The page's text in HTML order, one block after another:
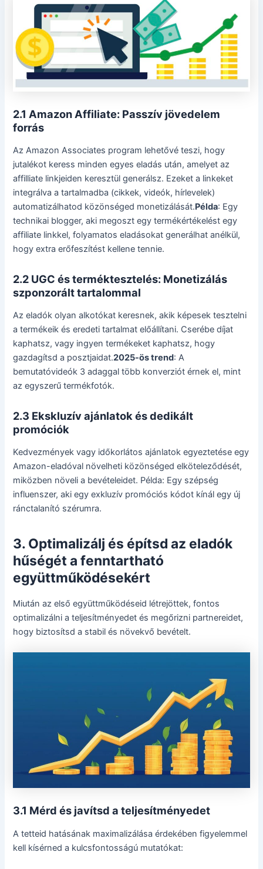
2.1 Amazon Affiliate: Passzív jövedelem
forrás
Az Amazon Associates program lehetővé teszi, hogy
jutalékot keress minden egyes eladás után, amelyet az
affilliate linkjeiden keresztül generálsz. Ezeket a linkeket
integrálva a tartalmadba (cikkek, videók, hírlevelek)
automatizálhatod közönséged monetizálását.Példa: Egy
technikai blogger, aki megoszt egy termékértékelést egy
affiliate linkkel, folyamatos eladásokat generálhat anélkül,
hogy extra erőfeszítést kellene tennie.
2.2 UGC és terméktesztelés: Monetizálás
szponzorált tartalommal
Az eladók olyan alkotókat keresnek, akik képesek tesztelni
a termékeik és eredeti tartalmat előállítani. Cserébe díjat
kaphatsz, vagy ingyen termékeket kaphatsz, hogy
gazdagítsd a posztjaidat.2025-ös trend: A
bemutatóvideók 3 adaggal több konverziót érnek el, mint
az egyszerű termékfotók.
2.3 Ekskluzív ajánlatok és dedikált
promóciók
Kedvezmények vagy időkorlátos ajánlatok egyeztetése egy
Amazon-eladóval növelheti közönséged elköteleződését,
miközben növeli a bevételeidet. Példa: Egy szépség
influenszer, aki egy exkluzív promóciós kódot kínál egy új
ránctalanító szérumra.
3. Optimalizálj és építsd az eladók
hűségét a fenntartható
együttműködésekért
Miután az első együttműködéseid létrejöttek, fontos
optimalizálni a teljesítményedet és megőrizni partnereidet,
hogy biztosítsd a stabil és növekvő bevételt.
3.1 Mérd és javítsd a teljesítményedet
A tetteid hatásának maximalizálása érdekében figyelemmel
kell kísérned a kulcsfontosságú mutatókat: